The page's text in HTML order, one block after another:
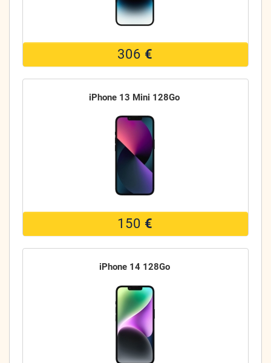
306 €
iPhone 13 Mini 128Go
150 €
iPhone 14 128Go